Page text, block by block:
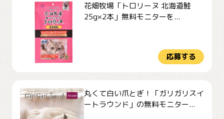
花畑牧場「トロリーヌ 北海道鮭
25g×2本」無料モニターを...
応募する
丸くて白い爪とぎ！「ガリガリスイ
ートラウンド」の無料モニター...